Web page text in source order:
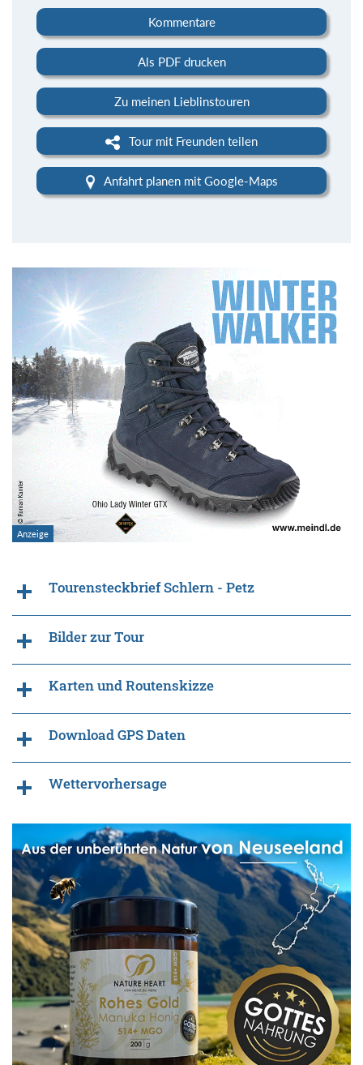
Kommentare
Als PDF drucken
Zu meinen Lieblinstouren
Tour mit Freunden teilen
Anfahrt planen mit Google-Maps
Tourensteckbrief Schlern - Petz
Bilder zur Tour
Karten und Routenskizze
Download GPS Daten
Wettervorhersage